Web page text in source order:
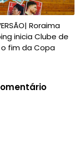
Roraima
inicia Clube de
fim da Copa